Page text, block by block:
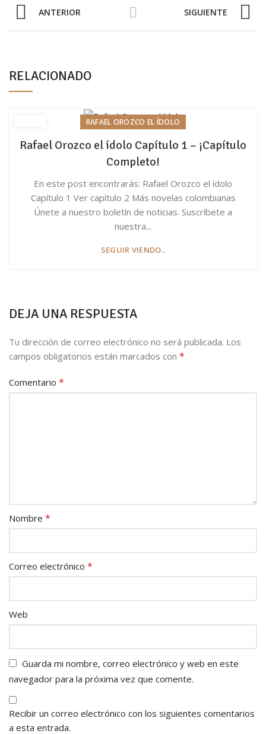
ANTERIOR SIGUIENTE
RELACIONADO
RAFAEL OROZCO EL ÍDOLO
Rafael Orozco el ídolo Capítulo 1 – ¡Capítulo
Completo!
En este post encontrarás: Rafael Orozco el ídolo
Capítulo 1 Ver capítulo 2 Más novelas colombianas
Únete a nuestro boletín de noticias. Suscríbete a
nuestra...
SEGUIR VIENDO..
DEJA UNA RESPUESTA
Tu dirección de correo electrónico no será publicada. Los
campos obligatorios están marcados con *
Comentario *
Nombre *
Correo electrónico *
Web
Guarda mi nombre, correo electrónico y web en este
navegador para la próxima vez que comente.
Recibir un correo electrónico con los siguientes comentarios
a esta entrada.